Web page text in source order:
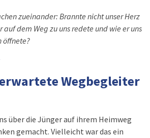
zueinander: Brannte nicht unser Herz
auf dem Weg zu uns redete und wie er uns
öffnete?
Wegbegleiter
über die Jünger auf ihrem Heimweg
gemacht. Vielleicht war das ein